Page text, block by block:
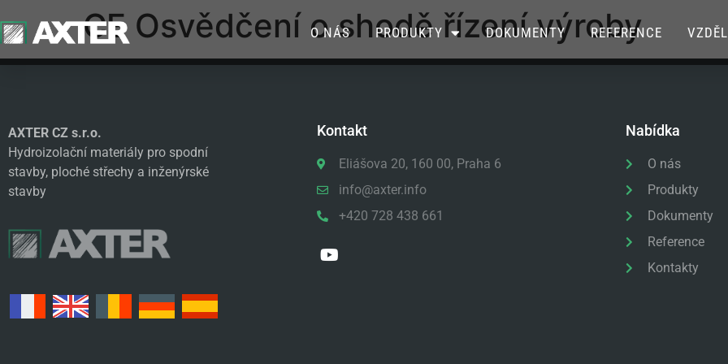
O NÁS PRODUKTY DOKUMENTY REFERENCE
CE Osvědčení o shodě řízení výroby
AXTER CZ s.r.o.
Hydroizolační materiály pro spodní
stavby, ploché střechy a inženýrské
stavby
Kontakt
Eliášova 20, 160 00, Praha 6
info@axter.info
+420 728 438 661
Nabídka
O nás
Produkty
Dokumenty
Reference
Kontakty